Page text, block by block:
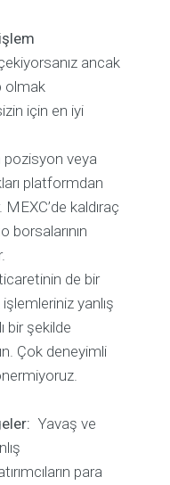
çekiyorsanız ancak
olmak
için en iyi
pozisyon veya
platformdan
kaldıraç
borsalarının
de bir
yanlış
bir şekilde
Çok deneyimli
Yavaş ve
para